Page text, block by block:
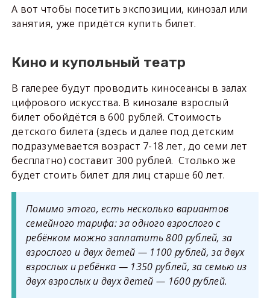
А вот чтобы посетить экспозиции, кинозал или
занятия, уже придётся купить билет.
Кино и купольный театр
В галерее будут проводить киносеансы в залах
цифрового искусства. В кинозале взрослый
билет обойдётся в 600 рублей. Стоимость
детского билета (здесь и далее под детским
подразумевается возраст 7-18 лет, до семи лет
бесплатно) составит 300 рублей. Столько же
будет стоить билет для лиц старше 60 лет.
Помимо этого, есть несколько вариантов
семейного тарифа: за одного взрослого с
ребёнком можно заплатить 800 рублей, за
взрослого и двух детей — 1100 рублей, за двух
взрослых и ребёнка — 1350 рублей, за семью из
двух взрослых и двух детей — 1600 рублей.